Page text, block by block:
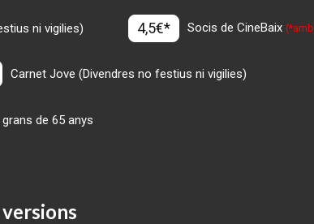
ni vigilies) 4,5€* Socis de CineBaix
Carnet Jove (Divendres no festius ni vigilies)
de 65 anys